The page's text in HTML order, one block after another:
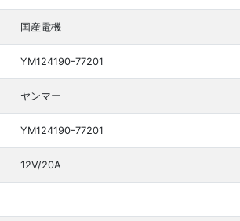
国産電機
YM124190-77201
ヤンマー
YM124190-77201
12V/20A